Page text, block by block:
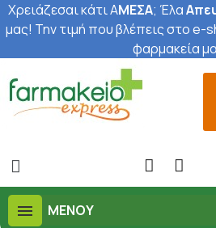
Χρειάζεσαι κάτι ΑΜΕΣΑ; Έλα
μας! Την τιμή που βλέπεις στο e-
φαρμακεία
ΜΕΝΟΎ